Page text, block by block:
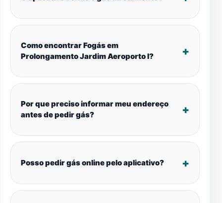
Como encontrar Fogás em
Prolongamento Jardim Aeroporto I?
Por que preciso informar meu endereço
antes de pedir gás?
Posso pedir gás online pelo aplicativo?